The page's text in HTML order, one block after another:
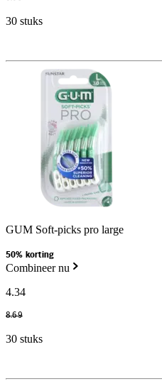
30 stuks
GUM Soft-picks pro large
50% korting
Combineer nu
4.34
8.69
30 stuks